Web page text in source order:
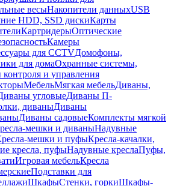
весыНакопители данныхUSB
HDD, SSD дискиКарты
КартридерыОптические
Камеры
для CCTVДомофоны,
для домаОхранные системы,
и управления
МебельМягкая мебельДиваны,
угловыеДиваны П-
диваныДиваны
Диваны садовыеКомплекты мягкой
мешки и диваныНадувные
мешки и пуфыКресла-качалки,
кресла, пуфыНадувные креслаПуфы,
Игровая мебельКресла
Подставки для
ШкафыСтенки, горкиШкафы-